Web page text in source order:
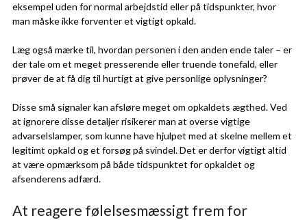
eksempel uden for normal arbejdstid eller på tidspunkter, hvor
man måske ikke forventer et vigtigt opkald.
Læg også mærke til, hvordan personen i den anden ende taler – er
der tale om et meget presserende eller truende tonefald, eller
prøver de at få dig til hurtigt at give personlige oplysninger?
Disse små signaler kan afsløre meget om opkaldets ægthed. Ved
at ignorere disse detaljer risikerer man at overse vigtige
advarselslamper, som kunne have hjulpet med at skelne mellem et
legitimt opkald og et forsøg på svindel. Det er derfor vigtigt altid
at være opmærksom på både tidspunktet for opkaldet og
afsenderens adfærd.
At reagere følelsesmæssigt frem for